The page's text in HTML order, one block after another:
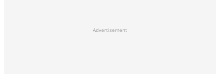
Advertisement